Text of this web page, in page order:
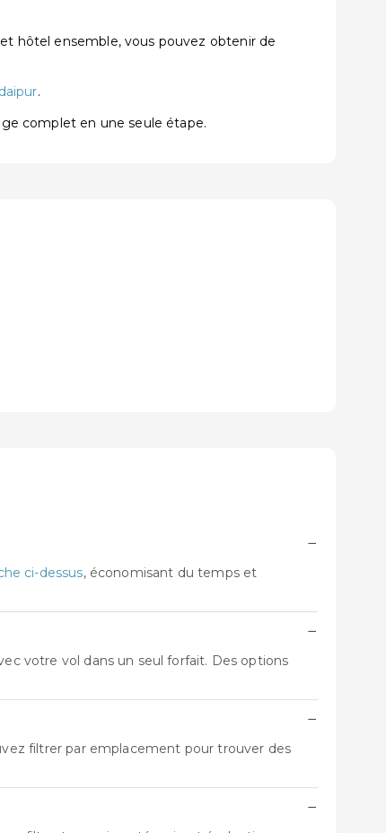
hôtel ensemble, vous pouvez obtenir de
.
complet en une seule étape.
−
ci-dessus, économisant du temps et
−
votre vol dans un seul forfait. Des options
−
filtrer par emplacement pour trouver des
−